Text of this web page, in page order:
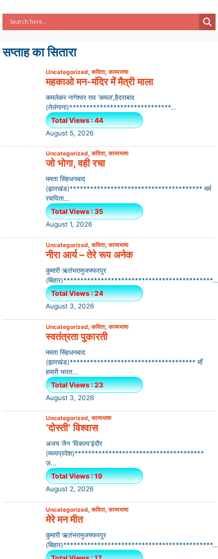
सप्ताह का सितारा
Uncategorized,कविता,काव्यभाषा
महकाओ मन-मंदिर में मैत्री माला
कमलेकर नागेश्वर राव ‘कमल’,हैदराबाद
(तेलंगाना)******************************...
Total Views : 44
August 5, 2026
Uncategorized,कविता,काव्यभाषा
जो भोगा, वही रचा
ममता सिंहधनबाद
(झारखंड)*************************************** मर्म
रचयिता...
Total Views : 35
August 1, 2026
Uncategorized,कविता,काव्यभाषा
नीरा आर्य – तेरे रूप अनेक
कुमारी ऋतंभरामुजफ्फरपुर
(बिहार)********************************************...
Total Views : 24
August 3, 2026
Uncategorized,कविता,काव्यभाषा
स्वतंत्रता पुकारती
ममता सिंहधनबाद
(झारखंड)************************************* माँ
हमारी भारत...
Total Views : 23
August 3, 2026
Uncategorized,काव्यभाषा
‘दोस्ती’ विश्वास
अजय जैन ‘विकल्प’इंदौर
(मध्यप्रदेश)**************************************
ज़...
Total Views : 19
August 2, 2026
Uncategorized,कविता,काव्यभाषा
मेरे मन मीत
कुमारी ऋतंभरामुजफ्फरपुर
(बिहार)********************************************...